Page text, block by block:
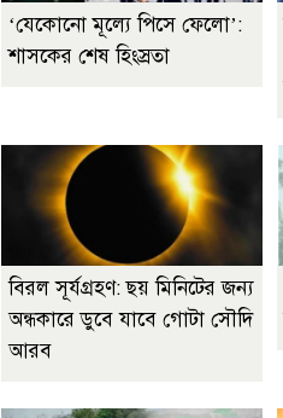
‘যেকোনো মূল্যে পিসে ফেলো’:
শাসকের শেষ হিংস্রতা
বিরল সূর্যগ্রহণ: ছয় মিনিটের জন্য
অন্ধকারে ডুবে যাবে গোটা সৌদি
আরব